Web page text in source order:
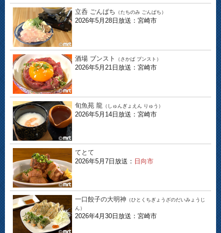
立呑 ごんぱち （たちのみ ごんぱち）
2026年5月28日放送：宮崎市
酒場 ブンスト （さかば ブンスト）
2026年5月21日放送：宮崎市
旬魚苑 龍 （しゅんぎょえん りゅう）
2026年5月14日放送：宮崎市
てとて
2026年5月7日放送： 日向市
一口餃子の大明神 （ひとくちぎょうざのだいみょうじ
ん）
2026年4月30日放送：宮崎市